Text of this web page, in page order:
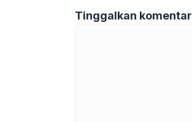
Tinggalkan komentar